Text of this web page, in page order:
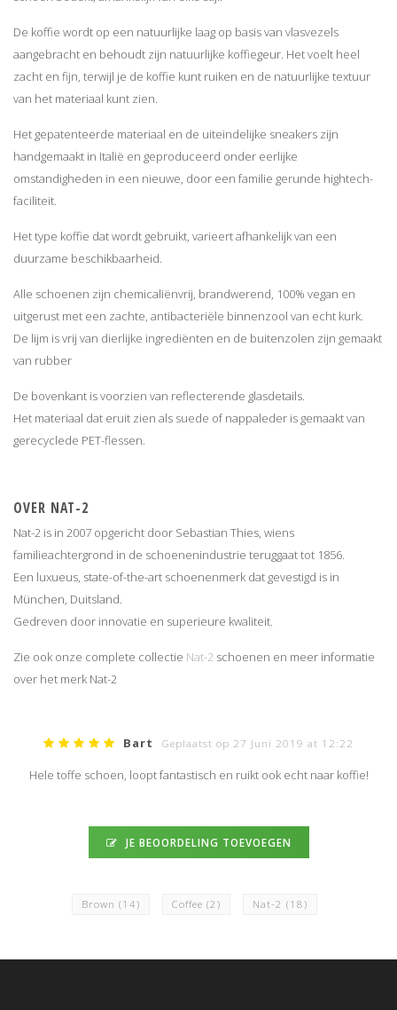
De koffie wordt op een natuurlijke laag op basis van vlasvezels
aangebracht en behoudt zijn natuurlijke koffiegeur. Het voelt heel
zacht en fijn, terwijl je de koffie kunt ruiken en de natuurlijke textuur
van het materiaal kunt zien.
Het gepatenteerde materiaal en de uiteindelijke sneakers zijn
handgemaakt in Italië en geproduceerd onder eerlijke
omstandigheden in een nieuwe, door een familie gerunde hightech-
faciliteit.
Het type koffie dat wordt gebruikt, varieert afhankelijk van een
duurzame beschikbaarheid.
Alle schoenen zijn chemicaliënvrij, brandwerend, 100% vegan en
uitgerust met een zachte, antibacteriële binnenzool van echt kurk.
De lijm is vrij van dierlijke ingrediënten en de buitenzolen zijn gemaakt
van rubber
De bovenkant is voorzien van reflecterende glasdetails.
Het materiaal dat eruit zien als suede of nappaleder is gemaakt van
gerecyclede PET-flessen.
OVER NAT-2
Nat-2 is in 2007 opgericht door Sebastian Thies, wiens
familieachtergrond in de schoenenindustrie teruggaat tot 1856.
Een luxueus, state-of-the-art schoenenmerk dat gevestigd is in
München, Duitsland.
Gedreven door innovatie en superieure kwaliteit.
Zie ook onze complete collectie Nat-2 schoenen en meer informatie
over het merk Nat-2
Bart Geplaatst op 27 Juni 2019 at 12:22
Hele toffe schoen, loopt fantastisch en ruikt ook echt naar koffie!
JE BEOORDELING TOEVOEGEN
Brown (14) Coffee (2) Nat-2 (18)